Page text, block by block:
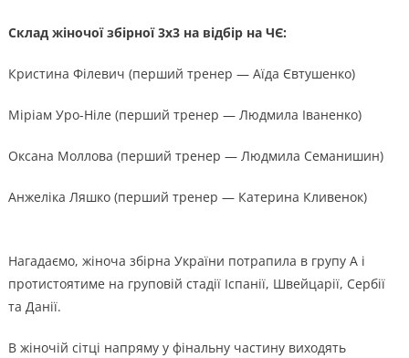
Склад жіночої збірної 3х3 на відбір на ЧЄ:
Кристина Філевич (перший тренер — Аїда Євтушенко)
Міріам Уро-Ніле (перший тренер — Людмила Іваненко)
Оксана Моллова (перший тренер — Людмила Семанишин)
Анжеліка Ляшко (перший тренер — Катерина Кливенок)
Нагадаємо, жіноча збірна України потрапила в групу А і
протистоятиме на груповій стадії Іспанії, Швейцарії, Сербії
та Данії.
В жіночій сітці напряму у фінальну частину виходять